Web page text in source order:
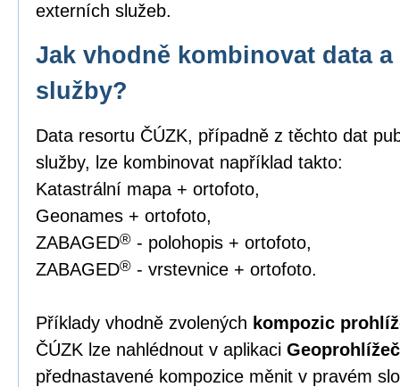
externích služeb.
Jak vhodně kombinovat data
služby?
Data resortu ČÚZK, případně z těchto dat
služby, lze kombinovat například takto:
Katastrální mapa + ortofoto,
Geonames + ortofoto,
ZABAGED® - polohopis + ortofoto,
ZABAGED® - vrstevnice + ortofoto.
Příklady vhodně zvolených kompozic
ČÚZK lze nahlédnout v aplikaci Geoprohlížeč
přednastavené kompozice měnit v pravém